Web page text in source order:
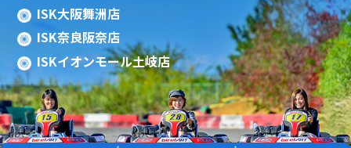
ISK大阪舞洲店
ISK奈良阪奈店
ISKイオンモール土岐店